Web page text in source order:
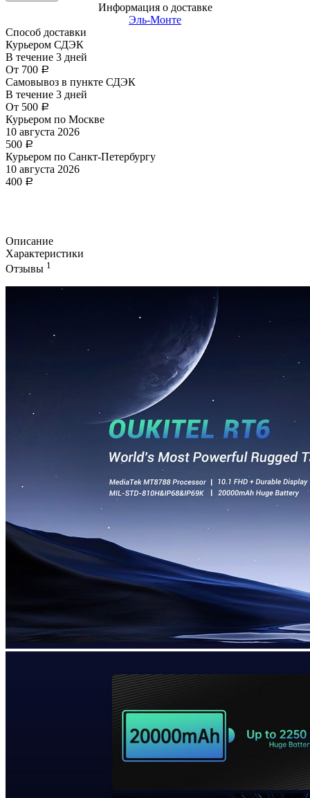
Информация о доставке
Эль-Монте
Способ доставки
Курьером СДЭК
В течение 3 дней
От 700 Р
Самовывоз в пункте СДЭК
В течение 3 дней
От 500 Р
Курьером по Москве
10 августа 2026
500 Р
Курьером по Санкт-Петербургу
10 августа 2026
400 Р
Описание
Характеристики
Отзывы 1